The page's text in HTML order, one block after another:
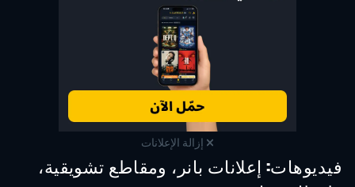
إزالة الإعلانات
فيديوهات: إعلانات بانر، ومقاطع تشويقية،